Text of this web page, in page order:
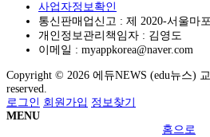
사업자정보확인
통신판매업신고 : 제 2020-서울마
개인정보관리책임자 : 김영도
이메일 : myappkorea@naver.com
Copyright © 2026 에듀NEWS (edu뉴스)
reserved.
로그인 회원가입 정보찾기
MENU
홈으로